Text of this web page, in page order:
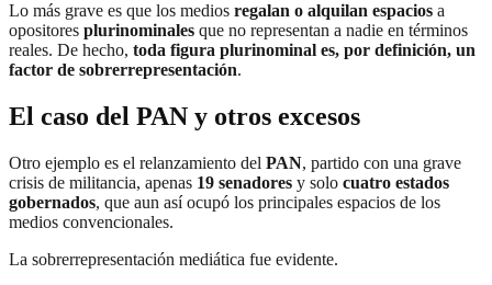
Lo más grave es que los medios regalan o alquilan espacios a
opositores plurinominales que no representan a nadie en términos
reales. De hecho, toda figura plurinominal es, por definición, un
factor de sobrerrepresentación.
El caso del PAN y otros excesos
Otro ejemplo es el relanzamiento del PAN, partido con una grave
crisis de militancia, apenas 19 senadores y solo cuatro estados
gobernados, que aun así ocupó los principales espacios de los
medios convencionales.
La sobrerrepresentación mediática fue evidente.